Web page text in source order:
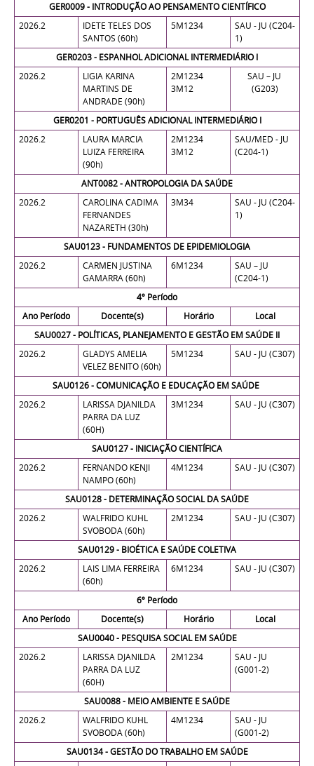
GER0009 - INTRODUÇÃO AO PENSAMENTO CIENTÍFICO
2026.2
IDETE TELES DOS
SANTOS (60h)
5M1234
SAU - JU (C204-
1)
GER0203 - ESPANHOL ADICIONAL INTERMEDIÁRIO I
2026.2
LIGIA KARINA
MARTINS DE
ANDRADE (90h)
2M1234
3M12
SAU – JU
(G203)
GER0201 - PORTUGUÊS ADICIONAL INTERMEDIÁRIO I
2026.2
LAURA MARCIA
LUIZA FERREIRA
(90h)
2M1234
3M12
SAU/MED - JU
(C204-1)
ANT0082 - ANTROPOLOGIA DA SAÚDE
2026.2
CAROLINA CADIMA
FERNANDES
NAZARETH (30h)
3M34
SAU - JU (C204-
1)
SAU0123 - FUNDAMENTOS DE EPIDEMIOLOGIA
2026.2
CARMEN JUSTINA
GAMARRA (60h)
6M1234
SAU – JU
(C204-1)
4º Período
Ano Período
Docente(s) Horário
Local
SAU0027 - POLÍTICAS, PLANEJAMENTO E GESTÃO EM SAÚDE II
2026.2
GLADYS AMELIA
VELEZ BENITO (60h)
5M1234 SAU - JU (C307)
SAU0126 - COMUNICAÇÃO E EDUCAÇÃO EM SAÚDE
2026.2
LARISSA DJANILDA
PARRA DA LUZ
(60H)
3M1234 SAU - JU (C307)
SAU0127 - INICIAÇÃO CIENTÍFICA
2026.2
FERNANDO KENJI
NAMPO (60h)
4M1234 SAU - JU (C307)
SAU0128 - DETERMINAÇÃO SOCIAL DA SAÚDE
2026.2
WALFRIDO KUHL
SVOBODA (60h)
2M1234 SAU - JU (C307)
SAU0129 - BIOÉTICA E SAÚDE COLETIVA
2026.2
LAIS LIMA FERREIRA
(60h)
6M1234 SAU - JU (C307)
6º Período
Ano Período
Docente(s) Horário
Local
SAU0040 - PESQUISA SOCIAL EM SAÚDE
2026.2
LARISSA DJANILDA
PARRA DA LUZ
(60H)
2M1234
SAU - JU
(G001-2)
SAU0088 - MEIO AMBIENTE E SAÚDE
2026.2
WALFRIDO KUHL
SVOBODA (60h)
4M1234
SAU - JU
(G001-2)
SAU0134 - GESTÃO DO TRABALHO EM SAÚDE